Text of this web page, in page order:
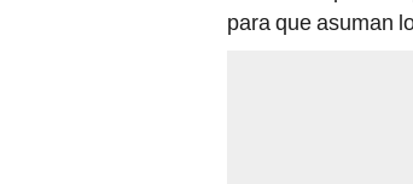
para que asuman